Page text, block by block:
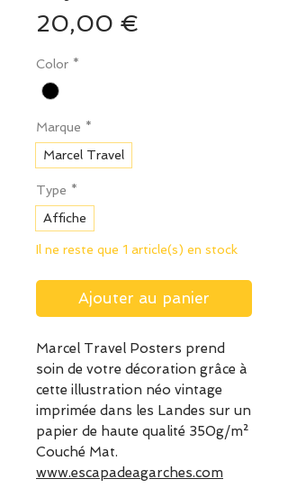
20,00 €
Color *
Marque *
Marcel Travel
Type *
Affiche
Il ne reste que 1 article(s) en stock
Ajouter au panier
Marcel Travel Posters prend
soin de votre décoration grâce à
cette illustration néo vintage
imprimée dans les Landes sur un
papier de haute qualité 350g/m²
Couché Mat.
www.escapadeagarches.com